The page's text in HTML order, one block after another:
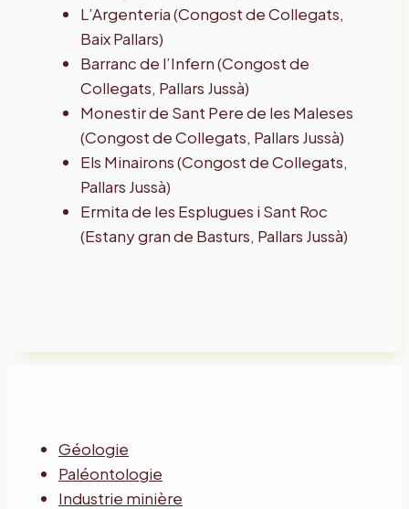
L’Argenteria (Congost de Collegats,
Baix Pallars)
Barranc de l’Infern (Congost de
Collegats, Pallars Jussà)
Monestir de Sant Pere de les Maleses
(Congost de Collegats, Pallars Jussà)
Els Minairons (Congost de Collegats,
Pallars Jussà)
Ermita de les Esplugues i Sant Roc
(Estany gran de Basturs, Pallars Jussà)
Géologie
Paléontologie
Industrie minière